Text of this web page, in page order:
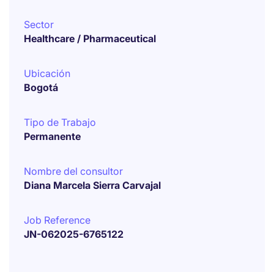
Sector
Healthcare / Pharmaceutical
Ubicación
Bogotá
Tipo de Trabajo
Permanente
Nombre del consultor
Diana Marcela Sierra Carvajal
Job Reference
JN-062025-6765122